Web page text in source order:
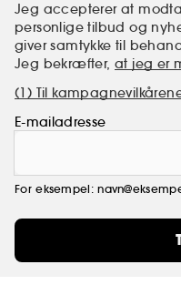
Jeg accepterer at
personlige tilbud og
giver samtykke til
Jeg bekræfter,at jeg er
(1) Til
E-mailadresse
For eksempel: